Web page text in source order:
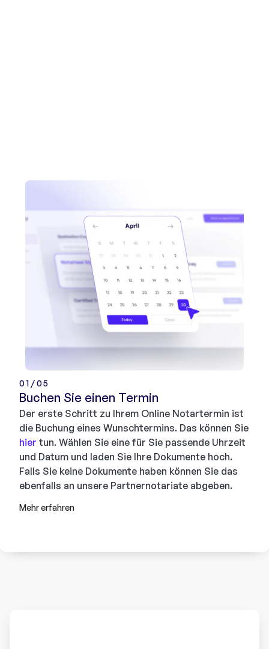
01/05
Buchen Sie einen Termin
Der erste Schritt zu Ihrem Online Notartermin ist
die Buchung eines Wunschtermins. Das können Sie
hier tun. Wählen Sie eine für Sie passende Uhrzeit
und Datum und laden Sie Ihre Dokumente hoch.
Falls Sie keine Dokumente haben können Sie das
ebenfalls an unsere Partnernotariate abgeben.
Mehr erfahren